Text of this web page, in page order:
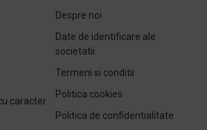
caracter
Despre noi
Date de identificare ale
societatii
Termeni si conditii
Politica cookies
Politica de confidentialitate